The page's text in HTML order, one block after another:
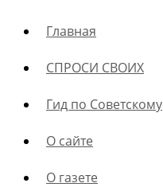
Главная
СПРОСИ СВОИХ
Гид по Советскому
О сайте
О газете